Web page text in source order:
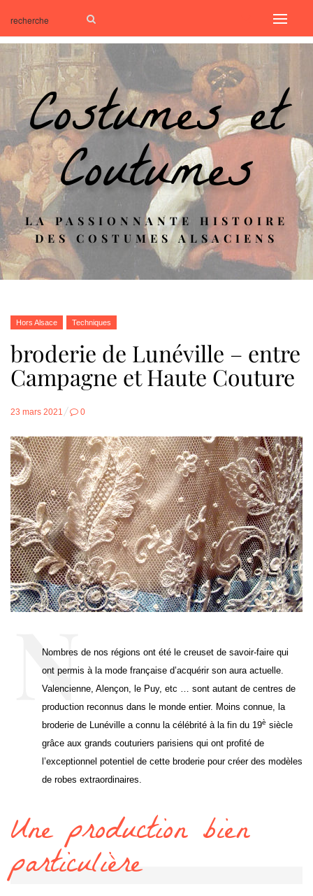
Costumes et
Coutumes
LA PASSIONNANTE HISTOIRE
DES COSTUMES ALSACIENS
Hors Alsace Techniques
broderie de Lunéville – entre
Campagne et Haute Couture
Posted
23 mars 2021 0
Nombres de nos régions ont été le creuset de savoir-faire qui
ont permis à la mode française d’acquérir son aura actuelle.
Valencienne, Alençon, le Puy, etc … sont autant de centres de
production reconnus dans le monde entier. Moins connue, la
broderie de Lunéville a connu la célébrité à la fin du 19è siècle
grâce aux grands couturiers parisiens qui ont profité de
l’exceptionnel potentiel de cette broderie pour créer des modèles
de robes extraordinaires.
Une production bien
particulière